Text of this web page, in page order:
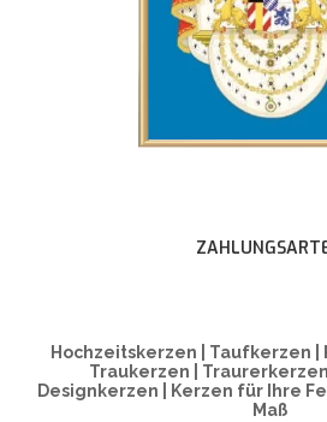
Hochzeitskerzen | Taufkerzen |
Traukerzen |
Designkerzen | Kerzen für Ihre
Maß